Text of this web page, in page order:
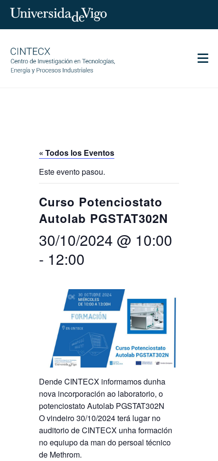
Servicios
Comunicación
Igualdad
EN Search
Buscar
por:
BUSCAR
TwitterInstagramYoutubeLinkedin
« Todos los Eventos
Este evento pasou.
Curso Potenciostato
Autolab PGSTAT302N
30/10/2024 @ 10:00
- 12:00
Dende CINTECX informamos dunha
nova incorporación ao laboratorio, o
potenciostato Autolab PGSTAT302N
O vindeiro 30/10/2024 terá lugar no
auditorio de CINTECX unha formación
no equiupo da man do persoal técnico
de Methrom.